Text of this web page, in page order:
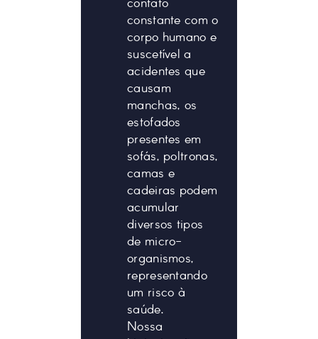
contato
constante com o
corpo humano e
suscetível a
acidentes que
causam
manchas, os
estofados
presentes em
sofás, poltronas,
camas e
cadeiras podem
acumular
diversos tipos
de micro-
organismos,
representando
um risco à
saúde.
Nossa